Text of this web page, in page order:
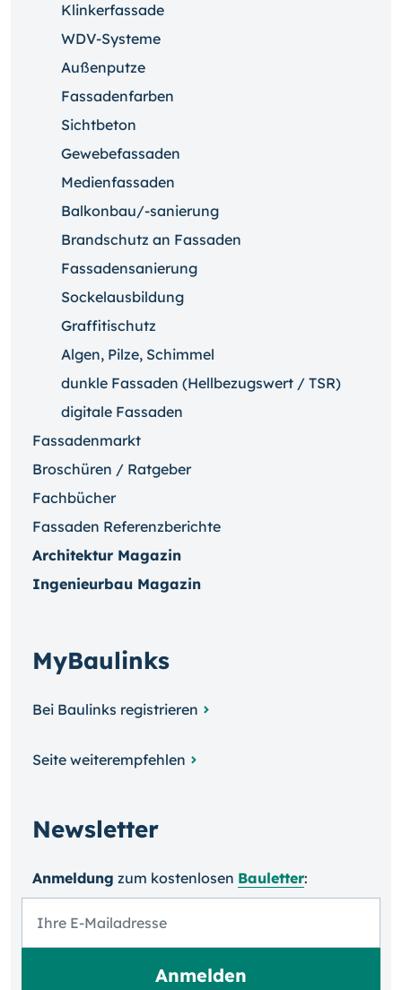
Klinkerfassade
WDV-Systeme
Außenputze
Fassadenfarben
Sichtbeton
Gewebefassaden
Medienfassaden
Balkonbau/-sanierung
Brandschutz an Fassaden
Fassadensanierung
Sockelausbildung
Graffitischutz
Algen, Pilze, Schimmel
dunkle Fassaden (Hellbezugswert / TSR)
digitale Fassaden
Fassadenmarkt
Broschüren / Ratgeber
Fachbücher
Fassaden Referenzberichte
Architektur Magazin
Ingenieurbau Magazin
MyBaulinks
Bei Baulinks registrieren
Seite weiterempfehlen
Newsletter
Anmeldung zum kosten­losen Bauletter: